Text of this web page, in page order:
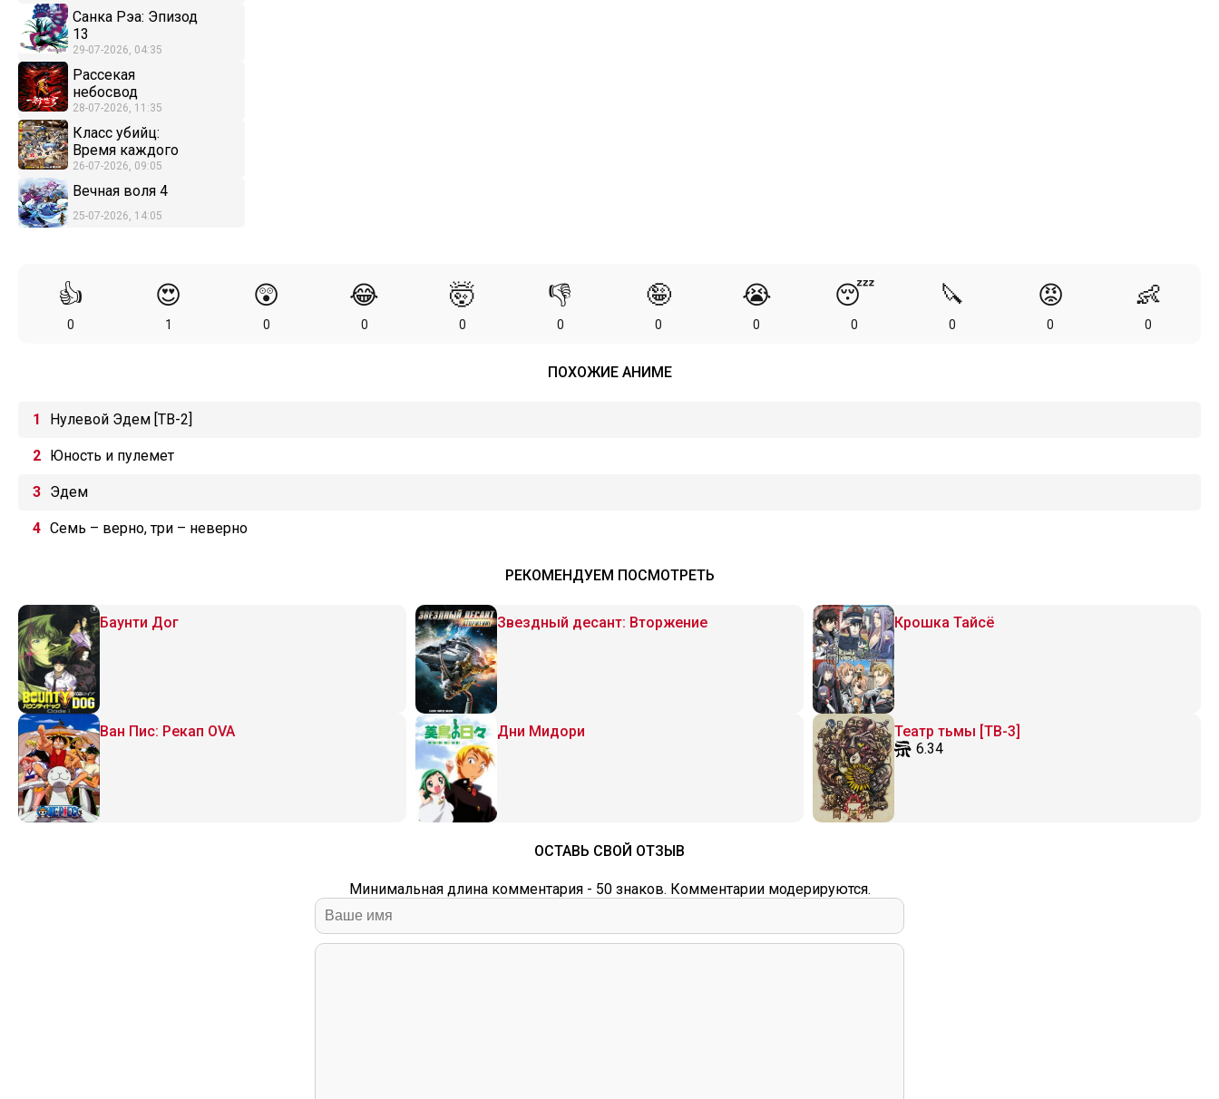
Санка Рэа: Эпизод
13
29-07-2026, 04:35
Рассекая
небосвод
28-07-2026, 11:35
Класс убийц:
Время каждого
26-07-2026, 09:05
Вечная воля 4
25-07-2026, 14:05
👍
0
😍
1
😲
0
😂
0
🤯
0
👎
0
🤪
0
😭
0
😴
0
🔪
0
😡
0
👶
0
ПОХОЖИЕ АНИМЕ
Нулевой Эдем [ТВ-2]
Юность и пулемет
Эдем
Семь – верно, три – неверно
РЕКОМЕНДУЕМ ПОСМОТРЕТЬ
Баунти Дог Звездный десант: Вторжение Крошка Тайсё
Ван Пис: Рекап OVA Дни Мидори
Театр тьмы [ТВ-3]
6.34
ОСТАВЬ СВОЙ ОТЗЫВ
Минимальная длина комментария - 50 знаков. Комментарии модерируются.